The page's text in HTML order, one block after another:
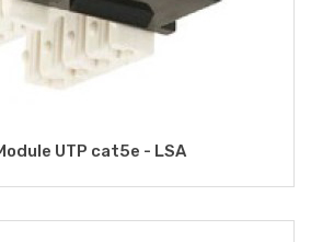
UTP cat5e - LSA